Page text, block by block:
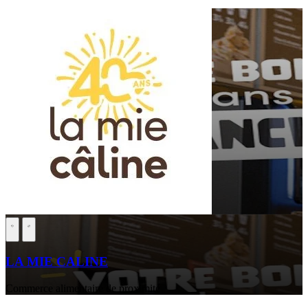
LA MIE CALINE
Commerce alimentaire de proximité